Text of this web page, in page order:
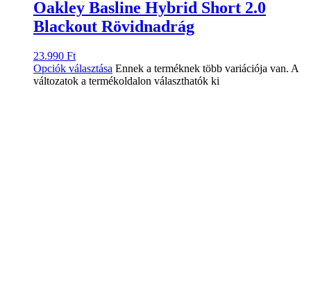
Oakley Basline Hybrid Short 2.0
Blackout Rövidnadrág
23.990 Ft
Opciók választása Ennek a terméknek több variációja van. A
változatok a termékoldalon választhatók ki